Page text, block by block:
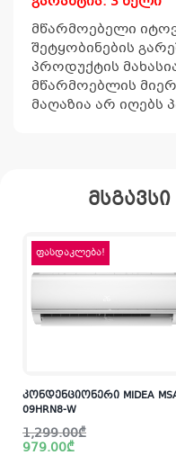
მწარმოებელი
შეტყობინების
პროდუქტის
მწარმოებლის
მაღაზია არ იღებს
ფასდაკლება!
კონდენციონერი MIDEA MSAF-
09HRN8-W
1,299.00₾
Original
price
979.00₾
Current
price